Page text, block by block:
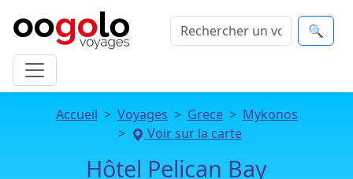
🔍
Accueil Voyages Grece
Mykonos
Voir sur la carte
Hôtel Pelican Bay